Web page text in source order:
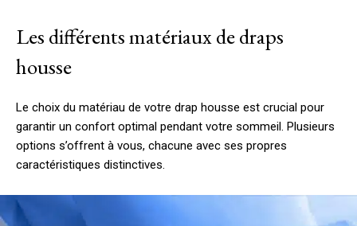
Les différents matériaux de draps
housse
Le choix du matériau de votre drap housse est crucial pour
garantir un confort optimal pendant votre sommeil. Plusieurs
options s’offrent à vous, chacune avec ses propres
caractéristiques distinctives.